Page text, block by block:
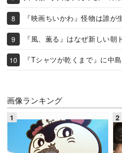
『映画ちいかわ』怪物は誰
『風、薫る』はなぜ新しい朝
『Tシャツが乾くまで』に中
画像ランキング